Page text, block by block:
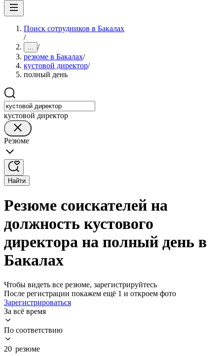
Поиск сотрудников в Бакалах
/
... /
резюме в Бакалах/
кустовой директор/
полный день
кустовой директор
Резюме
Найти
Резюме соискателей на
должность кустового
директора на полный день в
Бакалах
Чтобы видеть все резюме, зарегистрируйтесь
После регистрации покажем ещё 1 и откроем фото
Зарегистрироваться
За всё время
По соответствию
20 резюме